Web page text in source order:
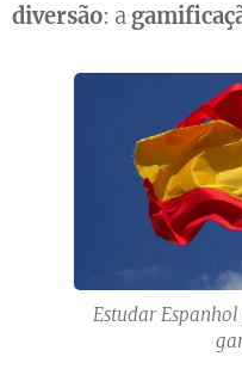
diversão: a
Estudar